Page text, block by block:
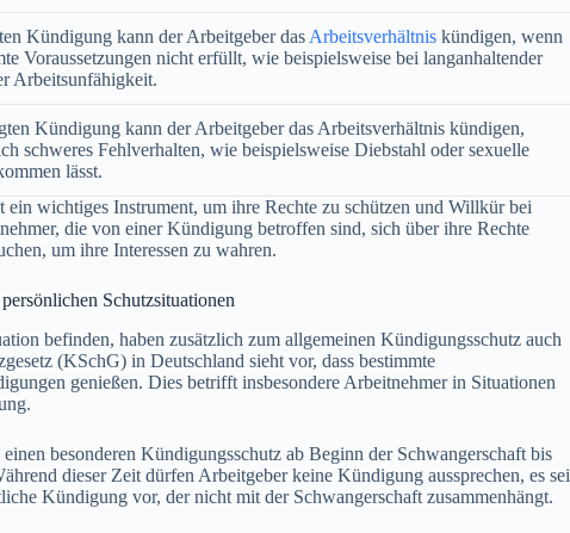
Kündigung kann der Arbeitgeber das Arbeitsverhältnis kündigen, wenn
Voraussetzungen nicht erfüllt, wie beispielsweise bei langanhaltender
Arbeitsunfähigkeit.
Kündigung kann der Arbeitgeber das Arbeitsverhältnis kündigen,
schweres Fehlverhalten, wie beispielsweise Diebstahl oder sexuelle
lässt.
wichtiges Instrument, um ihre Rechte zu schützen und Willkür bei
die von einer Kündigung betroffen sind, sich über ihre Rechte
um ihre Interessen zu wahren.
Schutzsituationen
befinden, haben zusätzlich zum allgemeinen Kündigungsschutz auch
(KSchG) in Deutschland sieht vor, dass bestimmte
genießen. Dies betrifft insbesondere Arbeitnehmer in Situationen
besonderen Kündigungsschutz ab Beginn der Schwangerschaft bis
dieser Zeit dürfen Arbeitgeber keine Kündigung aussprechen, es sei
Kündigung vor, der nicht mit der Schwangerschaft zusammenhängt.